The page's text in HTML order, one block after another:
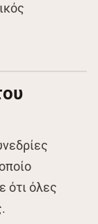
ότι όλες